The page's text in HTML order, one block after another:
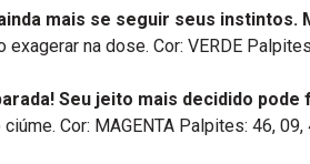
mais se seguir seus
na dose. Cor: VERDE
Seu jeito mais decidido
Cor: MAGENTA Palpites: 46, 09,